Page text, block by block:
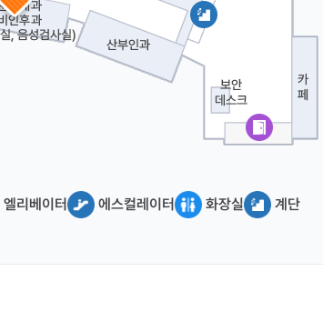
엘리베이터 에스컬레이터 화장실 계단